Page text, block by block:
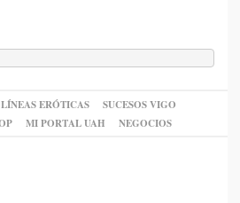
LÍNEAS ERÓTICAS
SUCESOS VIGO
MI PORTAL UAH NEGOCIOS